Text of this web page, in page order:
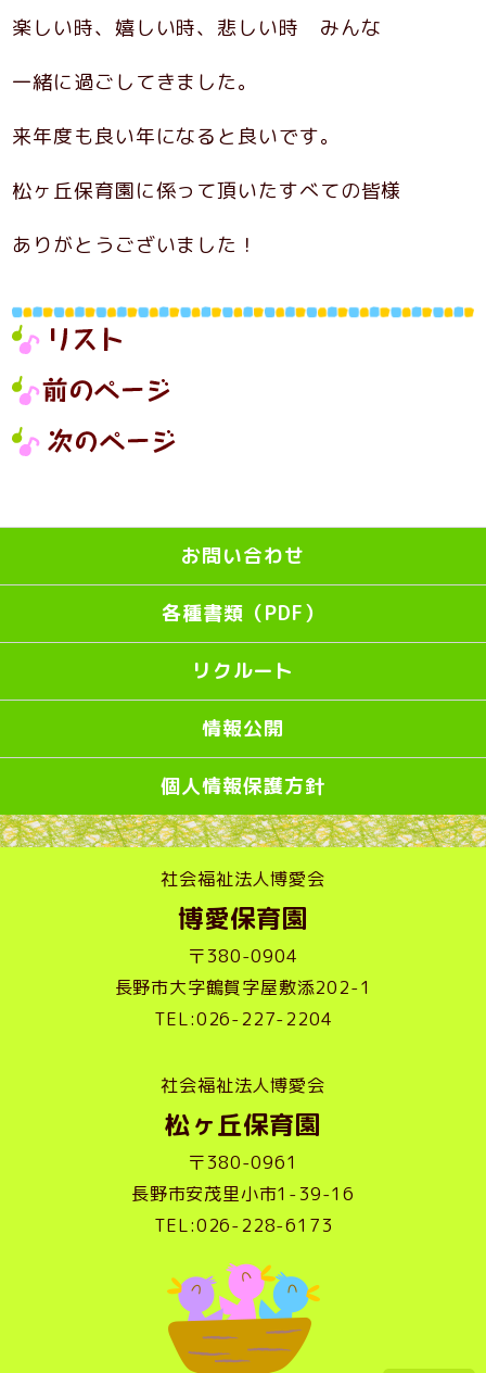
楽しい時、嬉しい時、悲しい時 みんな
一緒に過ごしてきました。
来年度も良い年になると良いです。
松ヶ丘保育園に係って頂いたすべての皆様
ありがとうございました！
お問い合わせ
各種書類（PDF）
リクルート
情報公開
個人情報保護方針
社会福祉法人博愛会
博愛保育園
〒380-0904
長野市大字鶴賀字屋敷添202-1
TEL:026-227-2204
社会福祉法人博愛会
松ヶ丘保育園
〒380-0961
長野市安茂里小市1-39-16
TEL:026-228-6173